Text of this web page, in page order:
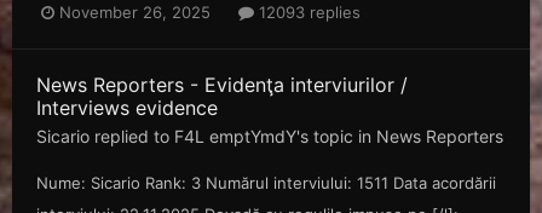
November 26, 2025 12093 replies
News Reporters - Evidenţa interviurilor /
Interviews evidence
Sicario replied to F4L emptYmdY's topic in News Reporters
Nume: Sicario Rank: 3 Numărul interviului: 1511 Data acordării